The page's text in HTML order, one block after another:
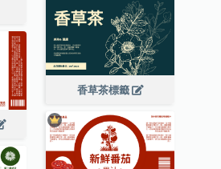
香草茶標籤